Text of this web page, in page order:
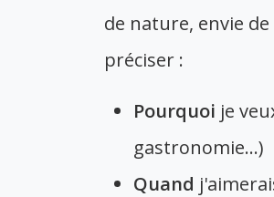
de nature, envie
préciser :
Pourquoi je
gastronomie...)
Quand